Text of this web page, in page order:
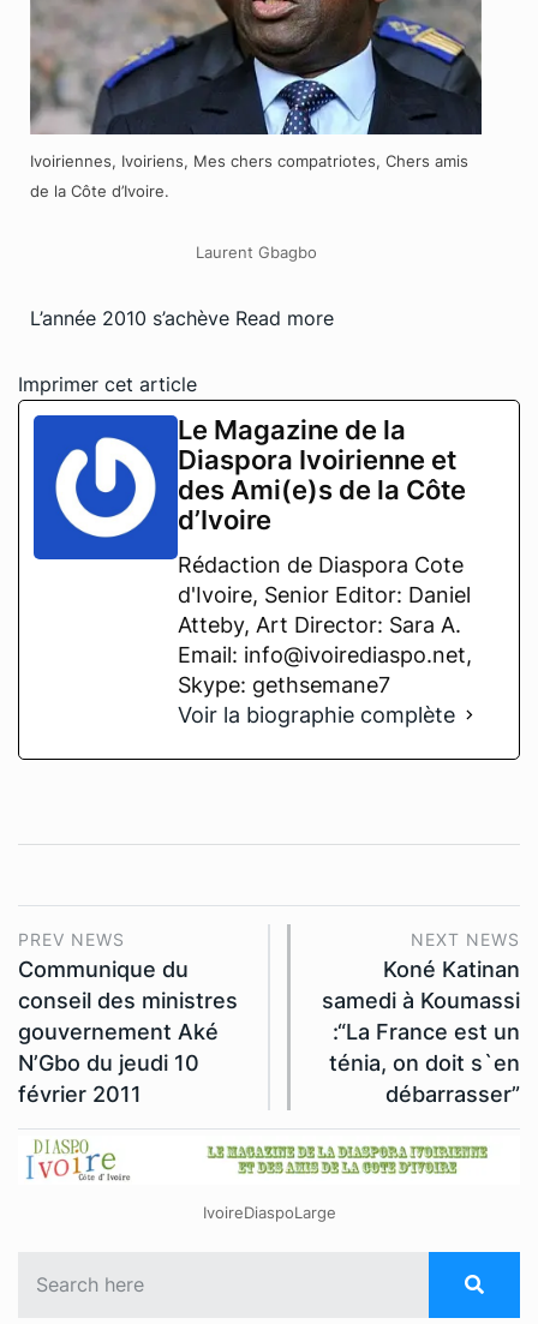
Ivoiriennes, Ivoiriens, Mes chers compatriotes, Chers amis
de la Côte d’Ivoire.
Laurent Gbagbo
L’année 2010 s’achève Read more
Imprimer cet article
Le Magazine de la
Diaspora Ivoirienne et
des Ami(e)s de la Côte
d’Ivoire
Rédaction de Diaspora Cote
d'Ivoire, Senior Editor: Daniel
Atteby, Art Director: Sara A.
Email: info@ivoirediaspo.net,
Skype: gethsemane7
Voir la biographie complète
PREV NEWS
Communique du
conseil des ministres
gouvernement Aké
N’Gbo du jeudi 10
février 2011
NEXT NEWS
Koné Katinan
samedi à Koumassi
:“La France est un
ténia, on doit s`en
débarrasser”
IvoireDiaspoLarge